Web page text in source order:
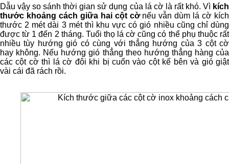
Dẫu vậy so sánh thời gian sử dụng của lá cờ là rất khó. Vì kích
thước khoảng cách giữa hai cột cờnếu vẫn dùm lá cờ kích
thước 2 mét dài 3 mét thì khu vực có gió nhiều cũng chỉ dùng
được từ 1 đến 2 tháng. Tuổi thọ lá cờ cũng có thể phụ thuộc rất
nhiều tùy hướng gió có cùng với thẳng hướng của 3 cột cờ
hay không. Nếu hướng gió thẳng theo hướng thẳng hàng của
các cột cờ thì lá cờ đôi khi bị cuốn vào cột kế bên và gió giật
vài cái đã rách rồi.